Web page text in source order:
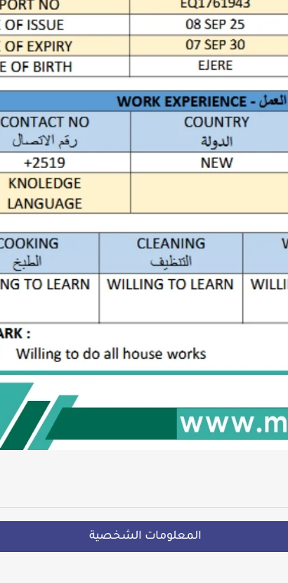
المعلومات الشخصية